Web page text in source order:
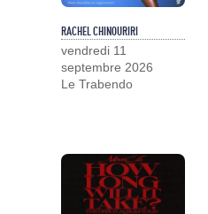
RACHEL CHINOURIRI
vendredi 11
septembre 2026
Le Trabendo